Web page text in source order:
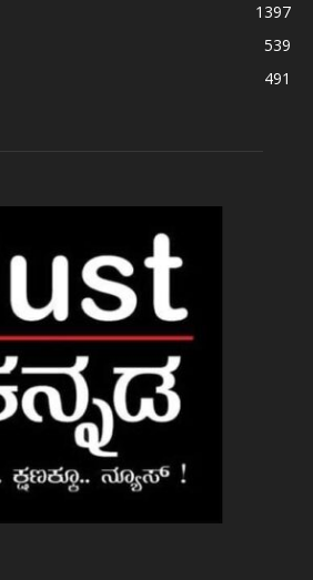
1397
539
491